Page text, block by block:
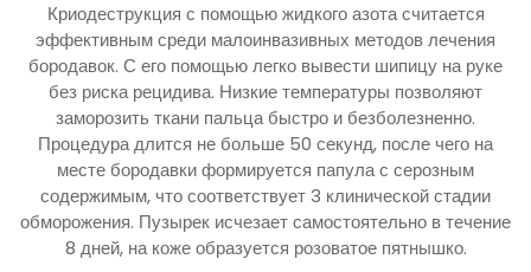
Криодеструкция с помощью жидкого азота считается
эффективным среди малоинвазивных методов лечения
бородавок. С его помощью легко вывести шипицу на руке
без риска рецидива. Низкие температуры позволяют
заморозить ткани пальца быстро и безболезненно.
Процедура длится не больше 50 секунд, после чего на
месте бородавки формируется папула с серозным
содержимым, что соответствует 3 клинической стадии
обморожения. Пузырек исчезает самостоятельно в течение
8 дней, на коже образуется розоватое пятнышко.